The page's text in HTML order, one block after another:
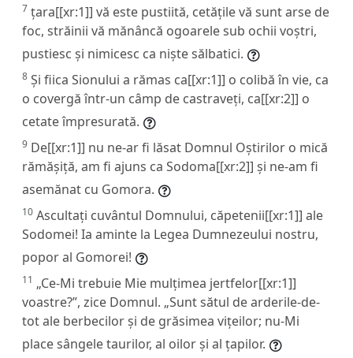
7 țara[[xr:1]] vă este pustiită, cetățile vă sunt arse de
foc, străinii vă mănâncă ogoarele sub ochii voștri,
pustiesc și nimicesc ca niște sălbatici.
8 Și fiica Sionului a rămas ca[[xr:1]] o colibă în vie, ca
o covergă într-un câmp de castraveți, ca[[xr:2]] o
cetate împresurată.
9 De[[xr:1]] nu ne-ar fi lăsat Domnul Oștirilor o mică
rămășiță, am fi ajuns ca Sodoma[[xr:2]] și ne-am fi
asemănat cu Gomora.
10 Ascultați cuvântul Domnului, căpetenii[[xr:1]] ale
Sodomei! Ia aminte la Legea Dumnezeului nostru,
popor al Gomorei!
11 „Ce-Mi trebuie Mie mulțimea jertfelor[[xr:1]]
voastre?”, zice Domnul. „Sunt sătul de arderile-de-
tot ale berbecilor și de grăsimea vițeilor; nu-Mi
place sângele taurilor, al oilor și al țapilor.